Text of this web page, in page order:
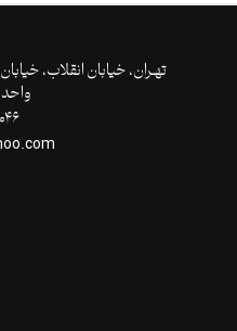
واحد ۲۲، طبقۀ ۵